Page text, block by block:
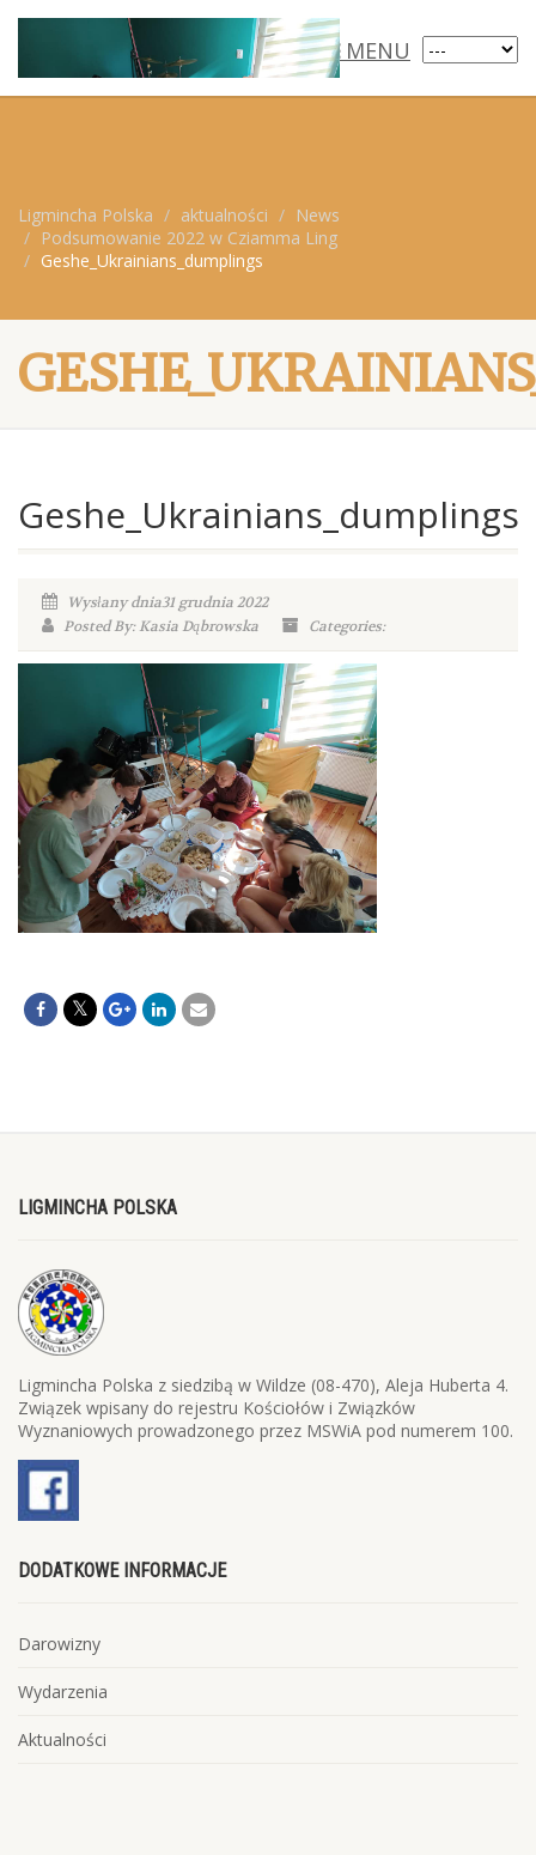
MENU
Ligmincha Polska aktualności
News
Podsumowanie 2022 w Cziamma Ling
Geshe_Ukrainians_dumplings
Geshe_Ukrainians_dumplings
Wysłany dnia31 grudnia 2022
Posted By: Kasia Dąbrowska
Categories:
LIGMINCHA POLSKA
Ligmincha Polska z siedzibą w Wildze (08-470), Aleja Huberta 4.
Związek wpisany do rejestru Kościołów i Związków
Wyznaniowych prowadzonego przez MSWiA pod numerem 100.
DODATKOWE INFORMACJE
Darowizny
Wydarzenia
Aktualności